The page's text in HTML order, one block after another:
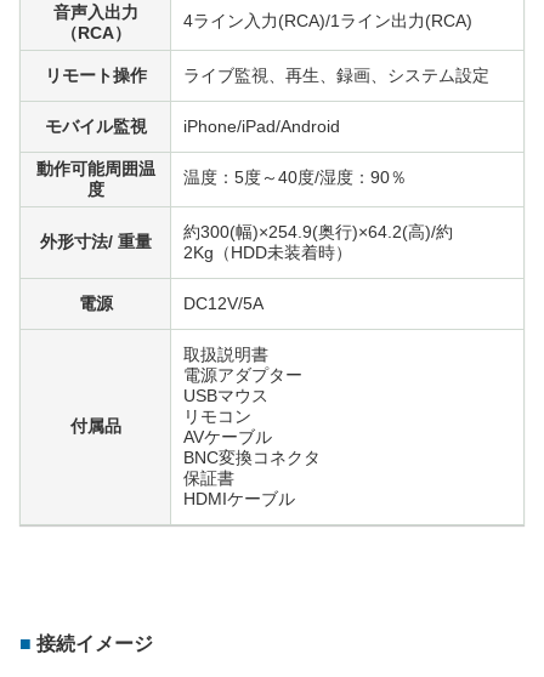
音声入出力
（RCA）
4ライン入力(RCA)/1ライン出力(RCA)
リモート操作 ライブ監視、再生、録画、システム設定
モバイル監視 iPhone/iPad/Android
動作可能周囲温
度
温度：5度～40度/湿度：90％
外形寸法/ 重量
約300(幅)×254.9(奥行)×64.2(高)/約
2Kg（HDD未装着時）
電源 DC12V/5A
付属品
取扱説明書
電源アダプター
USBマウス
リモコン
AVケーブル
BNC変換コネクタ
保証書
HDMIケーブル
接続イメージ